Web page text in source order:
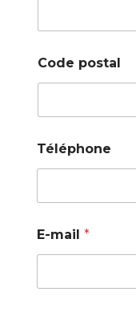
Code postal
Téléphone
E-mail *